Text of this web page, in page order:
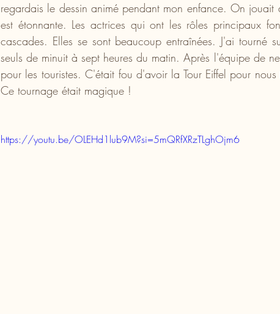
regardais le dessin animé pendant mon enfance. On
est étonnante. Les actrices qui ont les rôles principaux
cascades. Elles se sont beaucoup entraînées. J'ai tourné
seuls de minuit à sept heures du matin. Après l'équipe de
pour les touristes. C'était fou d'avoir la Tour Eiffel pour
Ce tournage était magique !
https://youtu.be/OLEHd1lub9M?si=5mQRfXRzTLghOjm6